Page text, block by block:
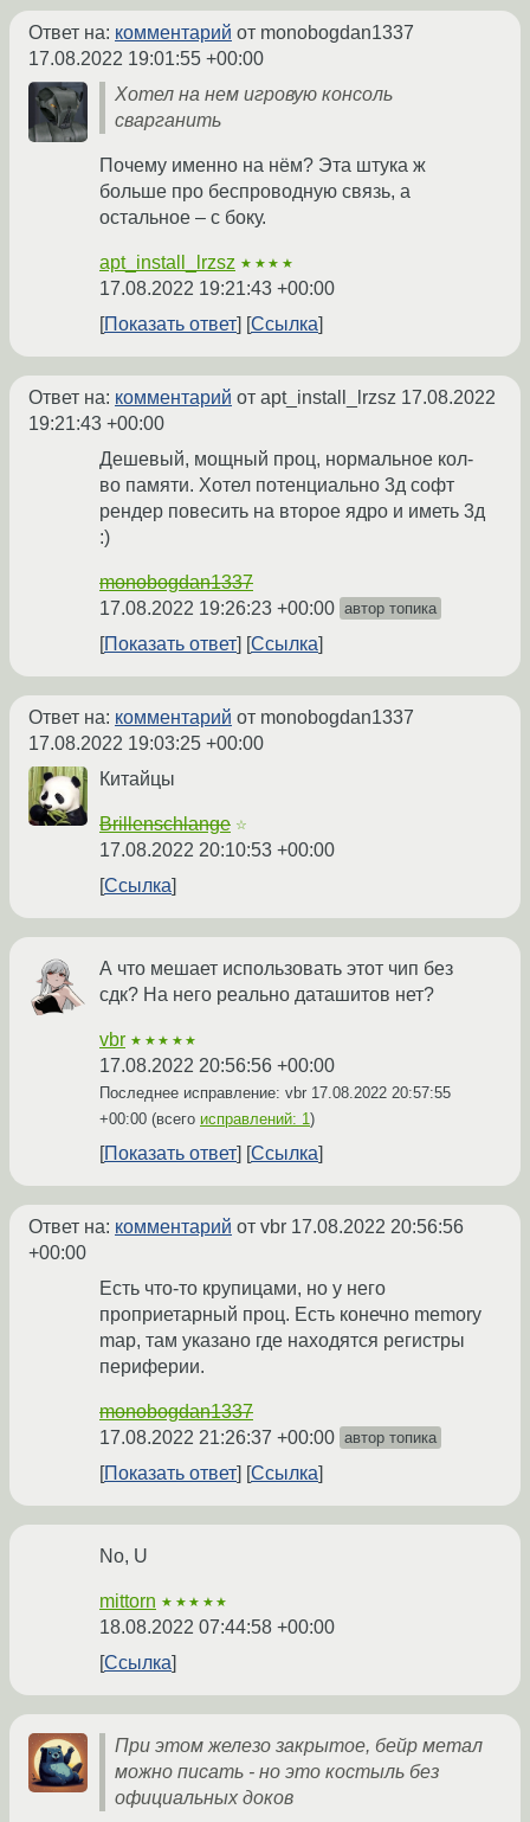
Ответ на: комментарий от monobogdan1337
17.08.2022 19:01:55 +00:00
Хотел на нем игровую консоль
сварганить
Почему именно на нём? Эта штука ж
больше про беспроводную связь, а
остальное – с боку.
apt_install_lrzsz ★★★★
17.08.2022 19:21:43 +00:00
Показать ответ
Ссылка
Ответ на: комментарий от apt_install_lrzsz 17.08.2022
19:21:43 +00:00
Дешевый, мощный проц, нормальное кол-
во памяти. Хотел потенциально 3д софт
рендер повесить на второе ядро и иметь 3д
:)
monobogdan1337
17.08.2022 19:26:23 +00:00 автор топика
Показать ответ Ссылка
Ответ на: комментарий от monobogdan1337
17.08.2022 19:03:25 +00:00
Китайцы
Brillenschlange ☆
17.08.2022 20:10:53 +00:00
Ссылка
А что мешает использовать этот чип без
сдк? На него реально даташитов нет?
vbr ★★★★★
17.08.2022 20:56:56 +00:00
Последнее исправление: vbr 17.08.2022 20:57:55
+00:00 (всего исправлений: 1)
Показать ответ Ссылка
Ответ на: комментарий от vbr 17.08.2022 20:56:56
+00:00
Есть что-то крупицами, но у него
проприетарный проц. Есть конечно memory
map, там указано где находятся регистры
периферии.
monobogdan1337
17.08.2022 21:26:37 +00:00 автор топика
Показать ответ Ссылка
No, U
mittorn ★★★★★
18.08.2022 07:44:58 +00:00
Ссылка
При этом железо закрытое, бейр метал
можно писать - но это костыль без
официальных доков